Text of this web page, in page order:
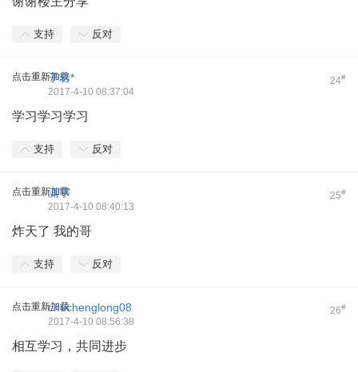
支持 反对
点击重新加载 24#
子岩*
2017-4-10 08:37:04
学习学习学习
支持 反对
点击重新加载 25#
潇宇
2017-4-10 08:40:13
炸天了 我的哥
支持 反对
点击重新加载 26#
chuchenglong08
2017-4-10 08:56:38
相互学习，共同进步